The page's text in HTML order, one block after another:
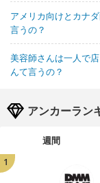
アメリカ向けとカナ
言うの？
美容師さんは一人で
んて言うの？
アンカーラン
週間
1